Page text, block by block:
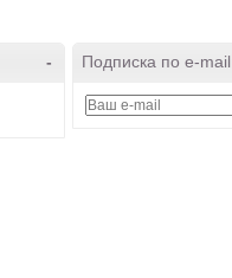
- Подписка по e-mail